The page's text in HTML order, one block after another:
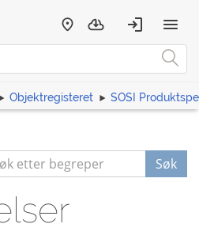
Objektregisteret SOSI
Søk